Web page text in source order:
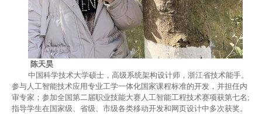
陈天昊
中国科学技术大学硕士，高级系统架构设计师 ，浙江省技术能手。
参与人工智能技术应用专业工学一体化国家课程标准的开发，并担任内
审专家 ；参加全国第二届职业技能大赛人工智能工程技术赛项获第七名 ;
指导学生在国家级、省级、市级各类移动开发和网页设计中多次获奖。